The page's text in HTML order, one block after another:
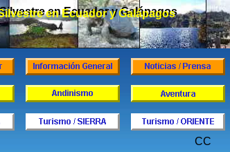
en Ecuador y Galápagos
en Ecuador y Galápagos
CC